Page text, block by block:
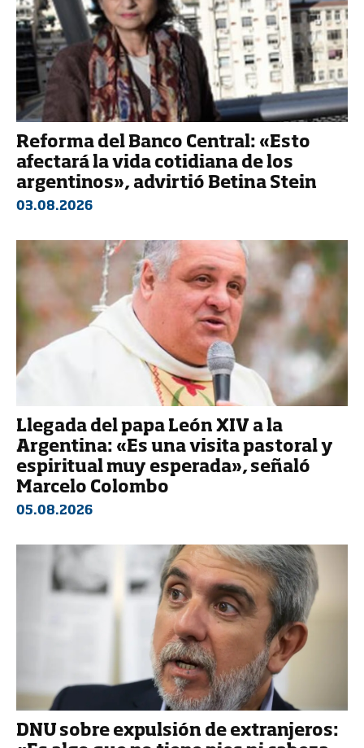
Reforma del Banco Central: «Esto
afectará la vida cotidiana de los
argentinos», advirtió Betina Stein
03.08.2026
Llegada del papa León XIV a la
Argentina: «Es una visita pastoral y
espiritual muy esperada», señaló
Marcelo Colombo
05.08.2026
DNU sobre expulsión de extranjeros: